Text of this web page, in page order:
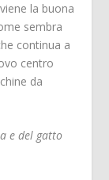
la buona
sembra
continua a
centro
da
e del gatto